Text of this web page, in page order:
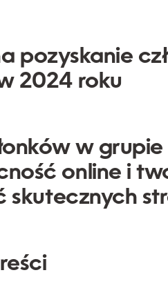
pozyskanie
2024 roku
w
online i
skutecznych